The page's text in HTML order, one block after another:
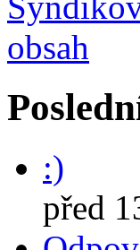
:)
před